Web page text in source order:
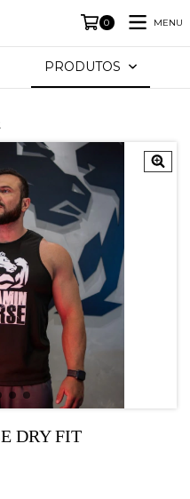
0 MENU
PRODUTOS
DRY FIT